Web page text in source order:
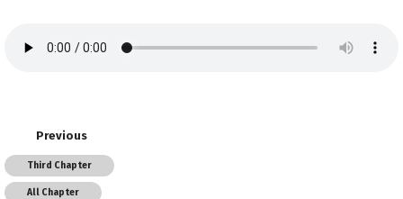
Previous
Third Chapter
All Chapter